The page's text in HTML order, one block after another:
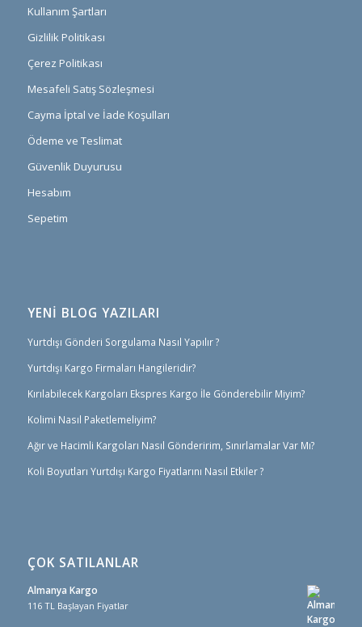
Kullanım Şartları
Gizlilik Politikası
Çerez Politikası
Mesafeli Satış Sözleşmesi
Cayma İptal ve İade Koşulları
Ödeme ve Teslimat
Güvenlik Duyurusu
Hesabım
Sepetim
YENİ BLOG YAZILARI
Yurtdışı Gönderi Sorgulama Nasıl Yapılır ?
Yurtdışı Kargo Firmaları Hangileridir?
Kırılabilecek Kargoları Ekspres Kargo İle Gönderebilir Miyim?
Kolimi Nasıl Paketlemeliyim?
Ağır ve Hacimli Kargoları Nasıl Gönderirim, Sınırlamalar Var Mı?
Koli Boyutları Yurtdışı Kargo Fiyatlarını Nasıl Etkiler ?
ÇOK SATILANLAR
Almanya Kargo
116 TL Başlayan Fiyatlar